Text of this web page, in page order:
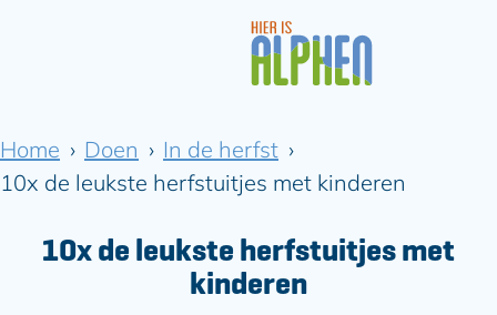
n
a
d
e
Home Doen
In de herfst
10x de leukste herfstuitjes met kinderen
10x de leukste herfstuitjes met
kinderen